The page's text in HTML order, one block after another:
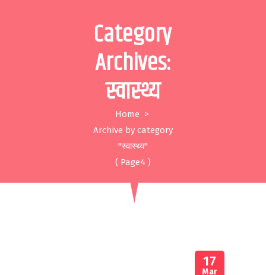
t
Category
Archives:
स्वास्थ्य
Home >
Archive by category
"स्वास्थ्य"
( Page4 )
17
Mar